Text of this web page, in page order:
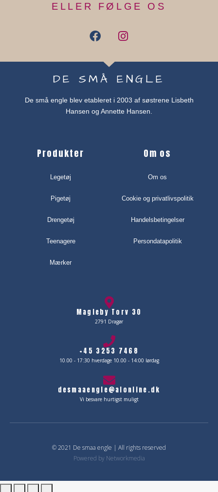
ELLER FØLGE OS
DE SMÅ ENGLE
De små engle blev etableret i 2003 af søstrene Lisbeth
Hansen og Annette Hansen.
Produkter
Legetøj
Pigetøj
Drengetøj
Teenagere
Mærker
Om os
Om os
Cookie og privatlivspolitik
Handelsbetingelser
Persondatapolitik
Magleby Torv 30
2791 Dragør
+45 3253 7468
10.00 - 17:30 hverdage 10.00 - 14:00 lørdag
desmaaengle@alonline.dk
Vi besvare hurtigst muligt
© 2021 De smaa engle | All rights reserved
Powered by Networkmedia